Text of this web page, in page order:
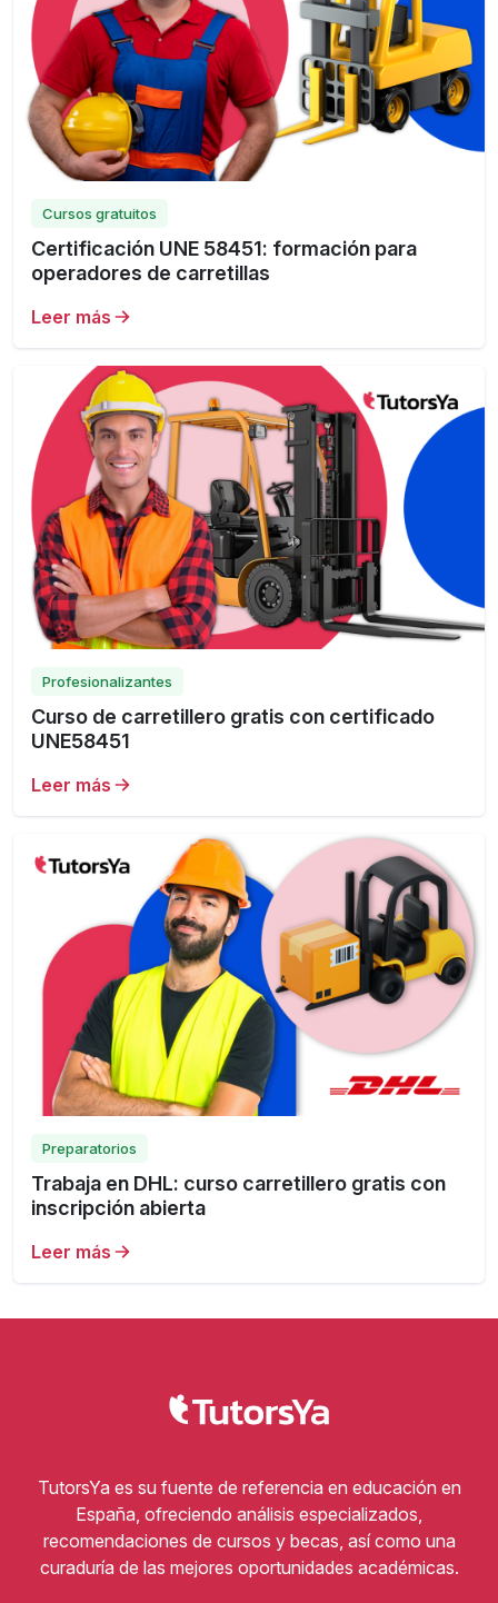
Cursos gratuitos
Certificación UNE 58451: formación para
operadores de carretillas
Leer más
Profesionalizantes
Curso de carretillero gratis con certificado
UNE58451
Leer más
Preparatorios
Trabaja en DHL: curso carretillero gratis con
inscripción abierta
Leer más
TutorsYa es su fuente de referencia en educación en
España, ofreciendo análisis especializados,
recomendaciones de cursos y becas, así como una
curaduría de las mejores oportunidades académicas.